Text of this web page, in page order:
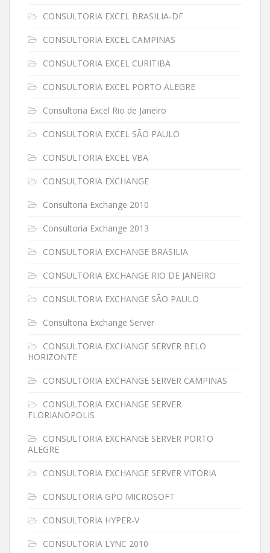
CONSULTORIA EXCEL BRASILIA-DF
CONSULTORIA EXCEL CAMPINAS
CONSULTORIA EXCEL CURITIBA
CONSULTORIA EXCEL PORTO ALEGRE
Consultoria Excel Rio de Janeiro
CONSULTORIA EXCEL SÃO PAULO
CONSULTORIA EXCEL VBA
CONSULTORIA EXCHANGE
Consultoria Exchange 2010
Consultoria Exchange 2013
CONSULTORIA EXCHANGE BRASILIA
CONSULTORIA EXCHANGE RIO DE JANEIRO
CONSULTORIA EXCHANGE SÃO PAULO
Consultoria Exchange Server
CONSULTORIA EXCHANGE SERVER BELO
HORIZONTE
CONSULTORIA EXCHANGE SERVER CAMPINAS
CONSULTORIA EXCHANGE SERVER
FLORIANOPOLIS
CONSULTORIA EXCHANGE SERVER PORTO
ALEGRE
CONSULTORIA EXCHANGE SERVER VITORIA
CONSULTORIA GPO MICROSOFT
CONSULTORIA HYPER-V
CONSULTORIA LYNC 2010